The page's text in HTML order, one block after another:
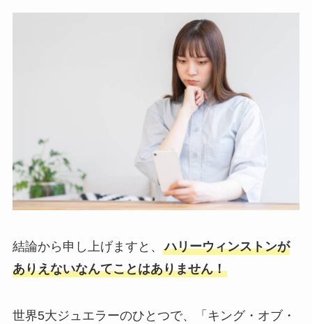
結論から申し上げますと、 ハリーウィンストンが
ありえないなんてことはありません！
世界5大ジュエラーのひとつで、「キング・オブ・